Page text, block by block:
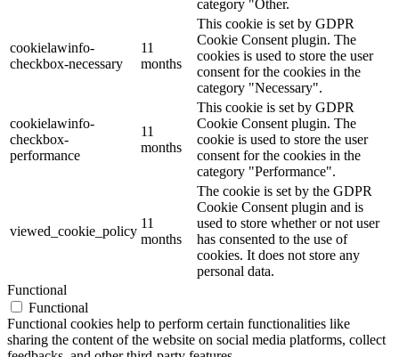
category "Other.
cookielawinfo-
checkbox-necessary
11
months
This cookie is set by GDPR
Cookie Consent plugin. The
cookies is used to store the user
consent for the cookies in the
category "Necessary".
cookielawinfo-
checkbox-
performance
11
months
This cookie is set by GDPR
Cookie Consent plugin. The
cookie is used to store the user
consent for the cookies in the
category "Performance".
viewed_cookie_policy
11
months
The cookie is set by the GDPR
Cookie Consent plugin and is
used to store whether or not user
has consented to the use of
cookies. It does not store any
personal data.
Functional
Functional
Functional cookies help to perform certain functionalities like
sharing the content of the website on social media platforms, collect